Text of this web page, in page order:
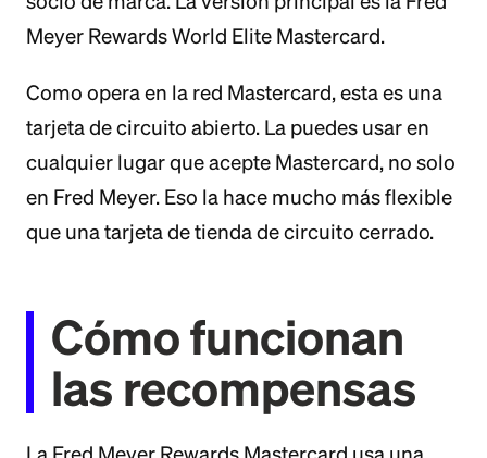
Meyer Rewards World Elite Mastercard.
Como opera en la red Mastercard, esta es una
tarjeta de circuito abierto. La puedes usar en
cualquier lugar que acepte Mastercard, no solo
en Fred Meyer. Eso la hace mucho más flexible
que una tarjeta de tienda de circuito cerrado.
Cómo funcionan
las recompensas